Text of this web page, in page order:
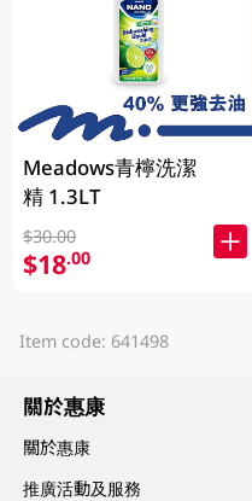
Meadows青檸洗潔
精 1.3LT
$30.00
$18.00
Item code: 641498
關於惠康
關於惠康
推廣活動及服務